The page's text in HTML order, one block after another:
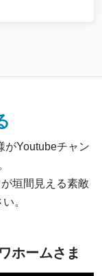
がYoutubeチャン
垣間見える素敵
。
ホームさま